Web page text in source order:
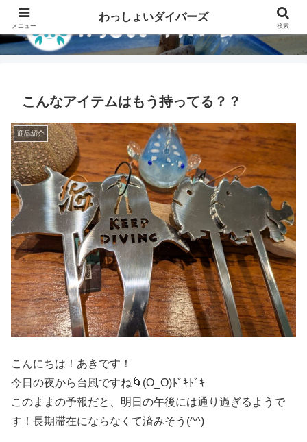
こんなアイテムはもう持ってる？？
商品紹介
こんにちは！あきです！
今日の夜から台風ですね🌀(O_O)ﾄﾞｷﾄﾞｷ
このままの予報だと、明日の午後には通り過ぎるようで
す！長期滞在にならなくて済みそう(^^)
メニュー
わっしょいダイバーズ
検索